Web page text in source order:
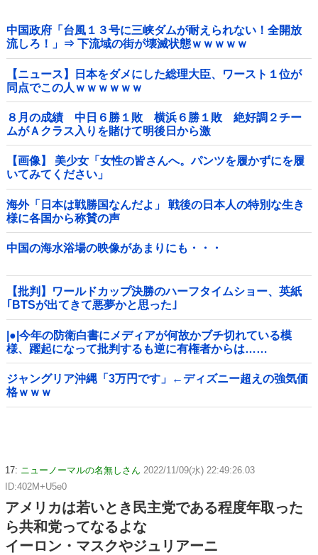
中国政府「台風１３号に三峡ダムが耐えられない！全開放
流しろ！」⇒ 下流域の街が壊滅状態ｗｗｗｗｗ
【ニュース】日本をダメにした総理大臣、ワースト１位が
同点でこの人ｗｗｗｗｗｗ
８月の成績 中日６勝１敗 横浜６勝１敗 絶好調２チー
ムがＡクラス入りを賭けて明後日から激
突！！！！！！！！！他
【画像】 美少女「女性の皆さんへ。パンツを履かずにを履
いてみてください」
海外「日本は戦勝国なんだよ」 戦後の日本人の特別な生き
様に各国から称賛の声
中国の海水浴場の映像があまりにも・・・
【批判】ワールドカップ決勝のハーフタイムショー、英紙
｢BTSが出てきて悪夢かと思った｣
|●|今年の防衛白書にメディアが何故かブチ切れている模
様、躍起になって批判するも逆に有権者からは……
ジャングリア沖縄「3万円です」←ディズニー超えの強気価
格ｗｗｗ
17: ニューノーマルの名無しさん 2022/11/09(水) 22:49:26.03
ID:402M+U5e0
アメリカは若いとき民主党である程度年取った
ら共和党ってなるよな
イーロン・マスクやジュリアーニ